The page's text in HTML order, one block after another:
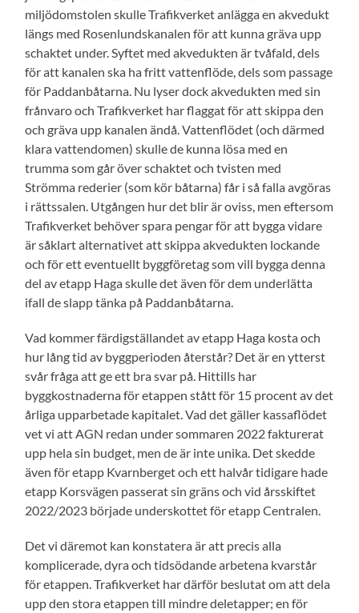
miljödomstolen skulle Trafikverket anlägga en akvedukt
längs med Rosenlundskanalen för att kunna gräva upp
schaktet under. Syftet med akvedukten är tvåfald, dels
för att kanalen ska ha fritt vattenflöde, dels som passage
för Paddanbåtarna. Nu lyser dock akvedukten med sin
frånvaro och Trafikverket har flaggat för att skippa den
och gräva upp kanalen ändå. Vattenflödet (och därmed
klara vattendomen) skulle de kunna lösa med en
trumma som går över schaktet och tvisten med
Strömma rederier (som kör båtarna) får i så falla avgöras
i rättssalen. Utgången hur det blir är oviss, men eftersom
Trafikverket behöver spara pengar för att bygga vidare
är såklart alternativet att skippa akvedukten lockande
och för ett eventuellt byggföretag som vill bygga denna
del av etapp Haga skulle det även för dem underlätta
ifall de slapp tänka på Paddanbåtarna.
Vad kommer färdigställandet av etapp Haga kosta och
hur lång tid av byggperioden återstår? Det är en ytterst
svår fråga att ge ett bra svar på. Hittills har
byggkostnaderna för etappen stått för 15 procent av det
årliga upparbetade kapitalet. Vad det gäller kassaflödet
vet vi att AGN redan under sommaren 2022 fakturerat
upp hela sin budget, men de är inte unika. Det skedde
även för etapp Kvarnberget och ett halvår tidigare hade
etapp Korsvägen passerat sin gräns och vid årsskiftet
2022/2023 började underskottet för etapp Centralen.
Det vi däremot kan konstatera är att precis alla
komplicerade, dyra och tidsödande arbetena kvarstår
för etappen. Trafikverket har därför beslutat om att dela
upp den stora etappen till mindre deletapper; en för